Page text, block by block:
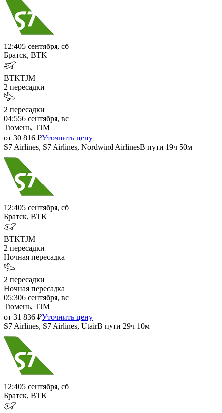
12:405 сентября, сб
Братск, BTK
BTKTJM
2 пересадки
2 пересадки
04:556 сентября, вс
Тюмень, TJM
от 30 816 ₽Уточнить цену
S7 Airlines, S7 Airlines, Nordwind AirlinesВ пути 19ч 50м
12:405 сентября, сб
Братск, BTK
BTKTJM
2 пересадки
Ночная пересадка
2 пересадки
Ночная пересадка
05:306 сентября, вс
Тюмень, TJM
от 31 836 ₽Уточнить цену
S7 Airlines, S7 Airlines, UtairВ пути 29ч 10м
12:405 сентября, сб
Братск, BTK